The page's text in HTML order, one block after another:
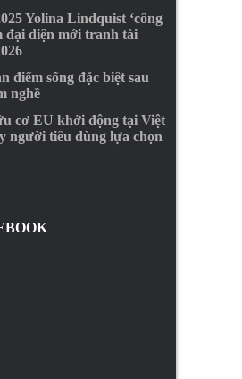
Yolina Lindquist ‘công
đại diện mới tranh tài
điểm sống đặc biệt sau
nghề
cơ EU khởi động tại Việt
người tiêu dùng lựa chọn